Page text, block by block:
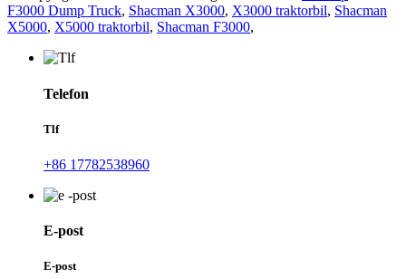
F3000 Dump Truck, Shacman X3000, X3000 traktorbil, Shacman
X5000, X5000 traktorbil, Shacman F3000,
Telefon
Tlf
+86 17782538960
E-post
E-post